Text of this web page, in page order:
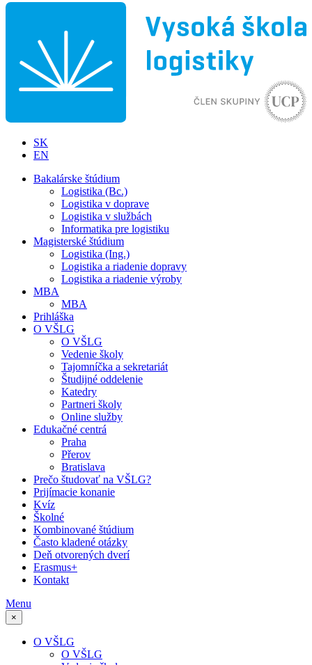
SK
EN
Bakalárske štúdium
Logistika (Bc.)
Logistika v doprave
Logistika v službách
Informatika pre logistiku
Magisterské štúdium
Logistika (Ing.)
Logistika a riadenie dopravy
Logistika a riadenie výroby
MBA
MBA
Prihláška
O VŠLG
O VŠLG
Vedenie školy
Tajomníčka a sekretariát
Študijné oddelenie
Katedry
Partneri školy
Online služby
Edukačné centrá
Praha
Přerov
Bratislava
Prečo študovať na VŠLG?
Prijímacie konanie
Kvíz
Školné
Kombinované štúdium
Často kladené otázky
Deň otvorených dverí
Erasmus+
Kontakt
Menu
×
O VŠLG
O VŠLG